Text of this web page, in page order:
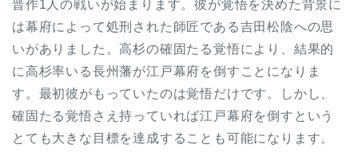
晋作1人の戦いが始まります。彼が覚悟を決めた背景に
は幕府によって処刑された師匠である吉田松陰への思
いがありました。高杉の確固たる覚悟により、結果的
に高杉率いる長州藩が江戸幕府を倒すことになりま
す。最初彼がもっていたのは覚悟だけです。しかし、
確固たる覚悟さえ持っていれば江戸幕府を倒すという
とても大きな目標を達成することも可能になります。